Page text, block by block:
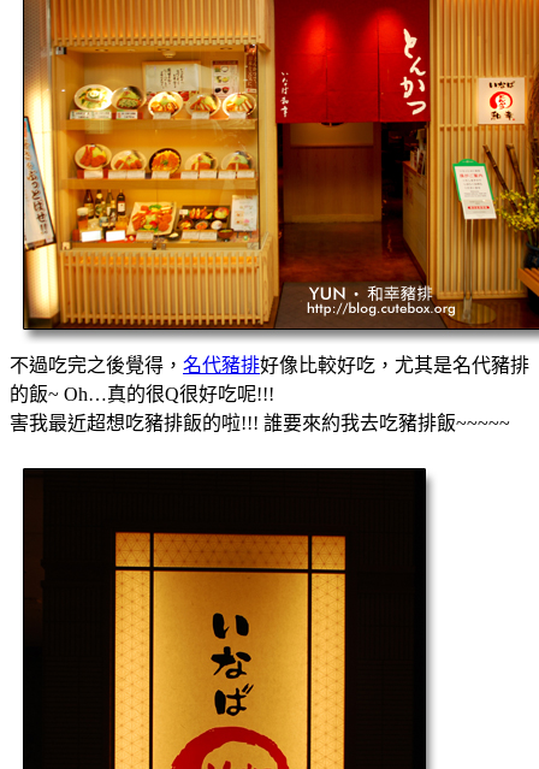
不過吃完之後覺得， 名代豬排好像比較好吃，尤其是名代豬排
的飯~ Oh…真的很Q很好吃呢!!!
害我最近超想吃豬排飯的啦!!! 誰要來約我去吃豬排飯~~~~~